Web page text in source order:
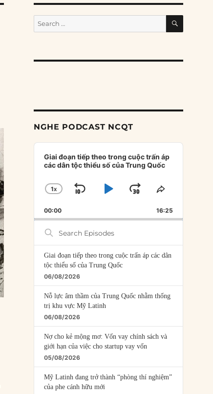
Search
for:
SEARCH
NGHE PODCAST NCQT
Audio
Player
Giai đoạn tiếp theo trong cuộc trấn áp
các dân tộc thiểu số của Trung Quốc
CHANGE
RATE
1X
SKIP
BACKWARD
PLAYJUMP
FORWARD
SHARE
EPISODE
00:00 16:25
Search
Episodes
Giai đoạn tiếp theo trong cuộc trấn áp các dân
tộc thiểu số của Trung Quốc
06/08/2026
Nỗ lực âm thầm của Trung Quốc nhằm thống
trị khu vực Mỹ Latinh
06/08/2026
Nợ cho kẻ mộng mơ: Vốn vay chính sách và
giới hạn của việc cho startup vay vốn
05/08/2026
Mỹ Latinh đang trở thành “phòng thí nghiệm”
của phe cánh hữu mới